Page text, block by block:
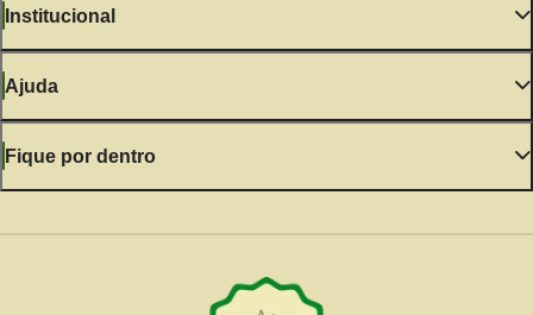
Institucional
Ajuda
Fique por dentro